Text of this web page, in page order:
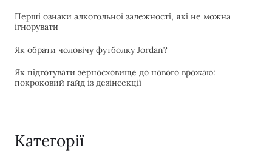
Перші ознаки алкогольної залежності, які не можна
ігнорувати
Як обрати чоловічу футболку Jordan?
Як підготувати зерносховище до нового врожаю:
покроковий гайд із дезінсекції
Категорії